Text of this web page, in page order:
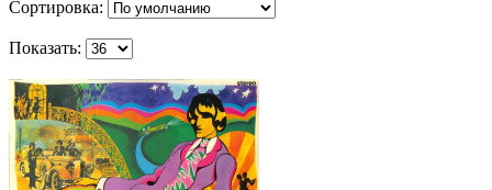
Сортировка:
Показать: